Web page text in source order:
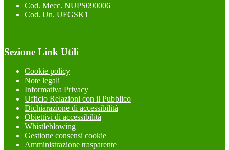
Cod. Mecc. NUPS090006
Cod. Un. UFGSK1
Sezione Link Utili
Cookie policy
Note legali
Informativa Privacy
Ufficio Relazioni con il Pubblico
Dichiarazione di accessibilità
Obiettivi di accessibilità
Whistleblowing
Gestione consensi cookie
Amministrazione trasparente